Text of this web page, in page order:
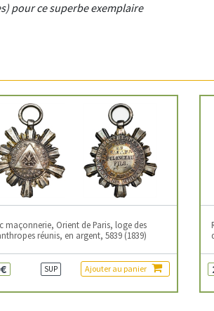
pour ce superbe exemplaire
maçonnerie, Orient de Paris, loge des
réunis, en argent, 5839 (1839)
SUP Ajouter au panier